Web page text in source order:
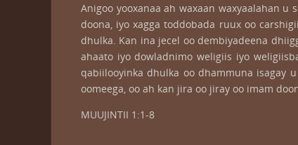
Anigoo yooxanaa ah waxaan waxyaalahan
doona, iyo xagga toddobada ruux oo
dhulka. Kan ina jecel oo dembiyadeena
ahaato iyo dowladnimo weligiis iyo
qabiilooyinka dhulka oo dhammuna isagay
oomeega, oo ah kan jira oo jiray oo imam
MUUJINTII 1:1-8